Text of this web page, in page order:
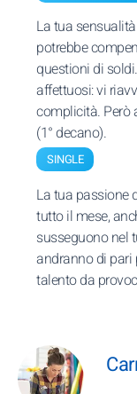
La tua
potrebbe
questioni di
affettuosi: vi
complicità. Però
(1° decano).
SINGLE
La tua passione
tutto il mese,
susseguono nel
andranno di pari
talento da